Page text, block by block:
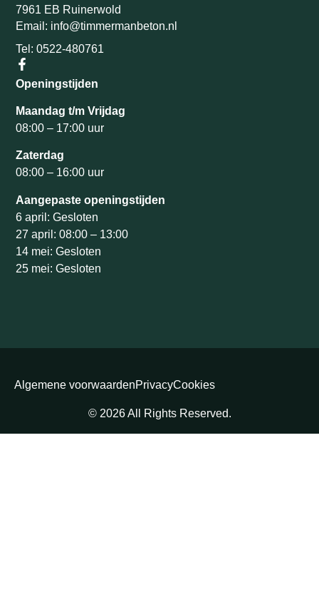
7961 EB Ruinerwold
Email: info@timmermanbeton.nl
Tel: 0522-480761
Openingstijden
Maandag t/m Vrijdag
08:00 – 17:00 uur
Zaterdag
08:00 – 16:00 uur
Aangepaste openingstijden
6 april: Gesloten
27 april: 08:00 – 13:00
14 mei: Gesloten
25 mei: Gesloten
Algemene voorwaardenPrivacyCookies
© 2026 All Rights Reserved.